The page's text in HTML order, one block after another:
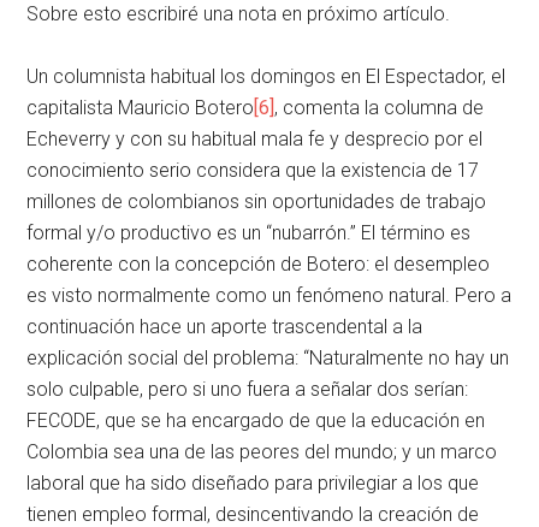
Sobre esto escribiré una nota en próximo artículo.
Un columnista habitual los domingos en El Espectador, el
capitalista Mauricio Botero[6], comenta la columna de
Echeverry y con su habitual mala fe y desprecio por el
conocimiento serio considera que la existencia de 17
millones de colombianos sin oportunidades de trabajo
formal y/o productivo es un “nubarrón.” El término es
coherente con la concepción de Botero: el desempleo
es visto normalmente como un fenómeno natural. Pero a
continuación hace un aporte trascendental a la
explicación social del problema: “Naturalmente no hay un
solo culpable, pero si uno fuera a señalar dos serían:
FECODE, que se ha encargado de que la educación en
Colombia sea una de las peores del mundo; y un marco
laboral que ha sido diseñado para privilegiar a los que
tienen empleo formal, desincentivando la creación de